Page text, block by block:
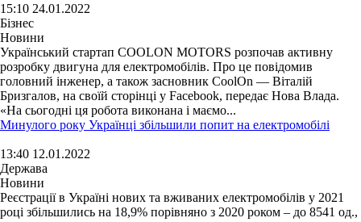
15:10 24.01.2022
Бізнес
Новини
Український стартап COOLON MOTORS розпочав активну
розробку двигуна для електромобілів. Про це повідомив
головний інженер, а також засновник CoolOn — Віталій
Бризгалов, на своїй сторінці у Facebook, передає Нова Влада.
«На сьогодні ця робота виконана і маємо...
Минулого року Українці збільшили попит на електромобілі
13:40 12.01.2022
Держава
Новини
Реєстрації в Україні нових та вживаних електромобілів у 2021
році збільшились на 18,9% порівняно з 2020 роком – до 8541 од.,